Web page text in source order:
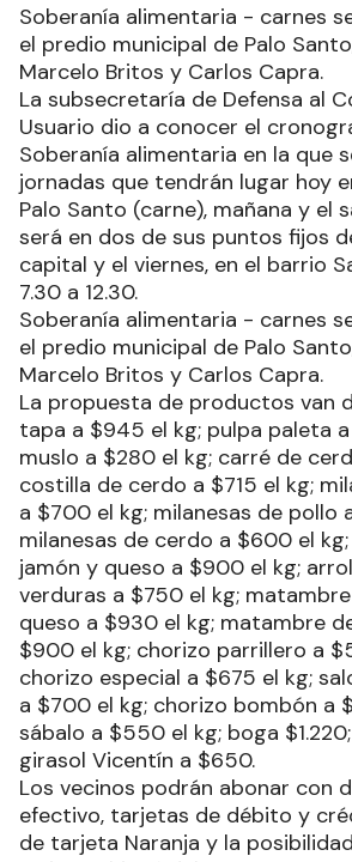
Soberanía alimentaria - carnes
el predio municipal de Palo
Marcelo Britos y Carlos Capra.
La subsecretaría de Defensa al
Usuario dio a conocer el
Soberanía alimentaria en la que
jornadas que tendrán lugar hoy
Palo Santo (carne), mañana y el
será en dos de sus puntos fijos
capital y el viernes, en el barrio
7.30 a 12.30.
Soberanía alimentaria - carnes
el predio municipal de Palo
Marcelo Britos y Carlos Capra.
La propuesta de productos van
tapa a $945 el kg; pulpa paleta
muslo a $280 el kg; carré de
costilla de cerdo a $715 el kg;
a $700 el kg; milanesas de pollo
milanesas de cerdo a $600 el
jamón y queso a $900 el kg;
verduras a $750 el kg;
queso a $930 el kg; matambre
$900 el kg; chorizo parrillero a
chorizo especial a $675 el kg;
a $700 el kg; chorizo bombón a
sábalo a $550 el kg; boga
girasol Vicentín a $650.
Los vecinos podrán abonar con
efectivo, tarjetas de débito y
de tarjeta Naranja y la